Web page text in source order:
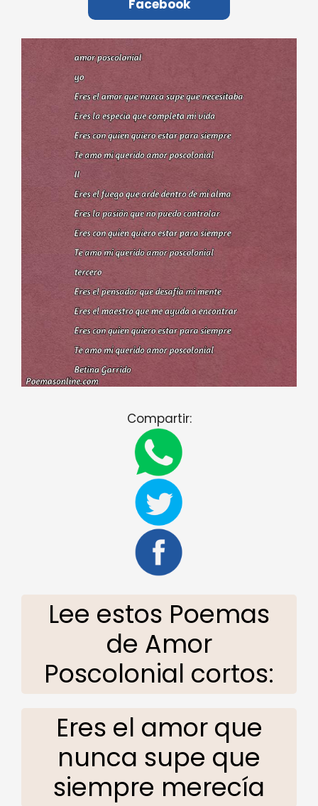
Facebook
Compartir:
Lee estos Poemas
de Amor
Poscolonial cortos:
Eres el amor que
nunca supe que
siempre merecía